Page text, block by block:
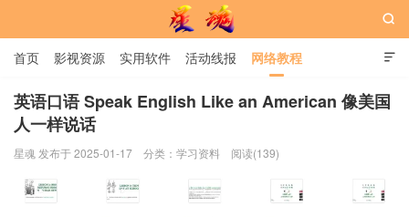
星魂网

首页 影视资源 实用软件 活动线报 网络教程
用户中心 书籍 娱乐

英语口语 Speak English Like an American 像美国
人一样说话
星魂 发布于 2025-01-17 分类： 学习资料 阅读(139)